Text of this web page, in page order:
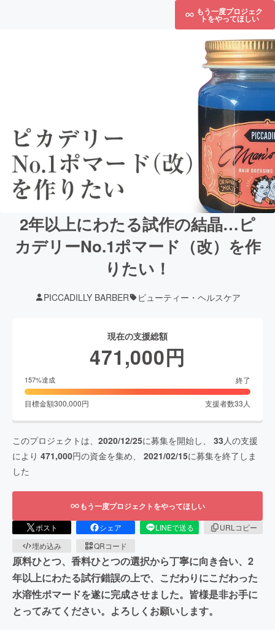
もう一度プロジェク
トをやってほしい
2年以上にわたる試作の結晶…ピ
カデリーNo.1ポマード（改）を作
りたい！
PICCADILLY BARBER ビューティー・ヘルスケア
現在の支援総額
471,000円
157%達成 終了
目標金額300,000円 支援者数33 人
このプロジェクトは、 2020/12/25に募集を開始し、 33 人の支援
により 471,000円の資金を集め、 2021/02/15に募集を終了しま
した
もう一度プロジェクトをやってほしい
ポスト シェア LINEで送る
URLコピー
埋め込み
QRコード
原料ひとつ、香料ひとつの選択から丁寧に向き合い、2
年以上にわたる試行錯誤の上で、こだわりにこだわった
水溶性ポマードを遂に完成させました。皆様是非お手に
とってみてください。よろしくお願いします。